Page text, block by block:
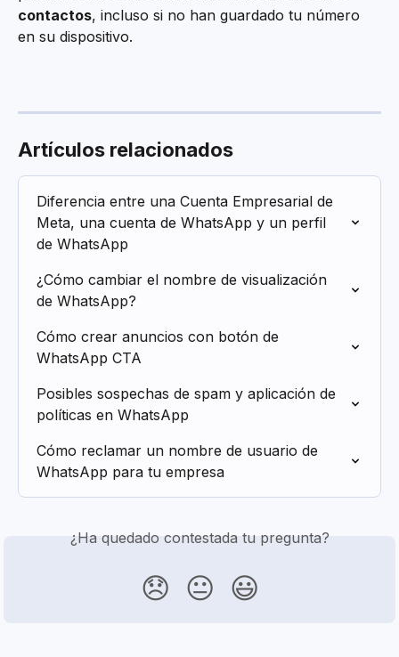
contactos, incluso si no han guardado tu número
en su dispositivo.
Artículos relacionados
Diferencia entre una Cuenta Empresarial de
Meta, una cuenta de WhatsApp y un perfil
de WhatsApp
¿Cómo cambiar el nombre de visualización
de WhatsApp?
Cómo crear anuncios con botón de
WhatsApp CTA
Posibles sospechas de spam y aplicación de
políticas en WhatsApp
Cómo reclamar un nombre de usuario de
WhatsApp para tu empresa
¿Ha quedado contestada tu pregunta?
😞 😐 😃